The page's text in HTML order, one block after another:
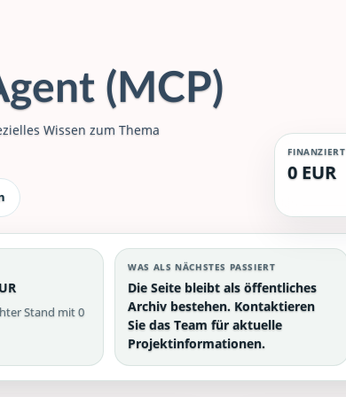
(MCP)
Wissen zum Thema
FINANZIERT
0 EUR
Stand mit 0
WAS ALS NÄCHSTES PASSIERT
Die Seite bleibt als öffentliches
Archiv bestehen. Kontaktieren
Sie das Team für aktuelle
Projektinformationen.